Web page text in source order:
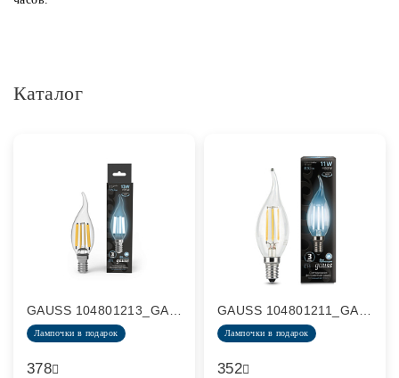
Каталог
Лампочки в подарок
378
Лампочки в подарок
352